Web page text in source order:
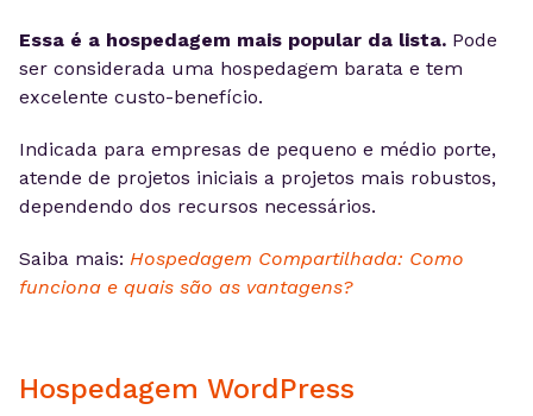
Essa é a hospedagem mais popular da lista. Pode
ser considerada uma hospedagem barata e tem
excelente custo-benefício.
Indicada para empresas de pequeno e médio porte,
atende de projetos iniciais a projetos mais robustos,
dependendo dos recursos necessários.
Saiba mais: Hospedagem Compartilhada: Como
funciona e quais são as vantagens?
Hospedagem WordPress